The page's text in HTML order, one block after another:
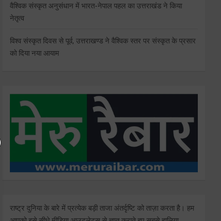
वैश्विक संस्कृत अनुसंधान में भारत-नेपाल पहल का उत्तराखंड ने किया
नेतृत्व
विश्व संस्कृत दिवस से पूर्व, उत्तराखण्ड ने वैश्विक स्तर पर संस्कृत के प्रसार
को दिया नया आयाम
राष्ट्र दुनिया के बारे में प्रत्येक बड़ी ताजा अंतर्दृष्टि को ताज़ा करता है। हम